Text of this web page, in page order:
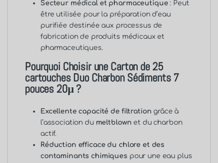
Secteur médical et pharmaceutique : Peut
être utilisée pour la préparation d’eau
purifiée destinée aux processus de
fabrication de produits médicaux et
pharmaceutiques.
Pourquoi Choisir une Carton de 25
cartouches Duo Charbon Sédiments 7
pouces 20μ ?
Excellente capacité de filtration grâce à
l’association du meltblown et du charbon
actif.
Réduction efficace du chlore et des
contaminants chimiques pour une eau plus